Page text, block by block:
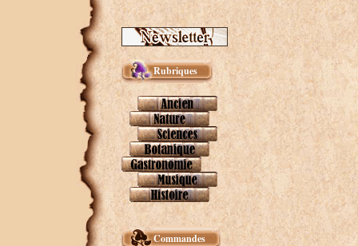
Rubriques
Commandes